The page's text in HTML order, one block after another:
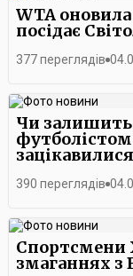
WTA
посідає
377 переглядів
Чи
390 переглядів
Спортсмени
змаганнях з